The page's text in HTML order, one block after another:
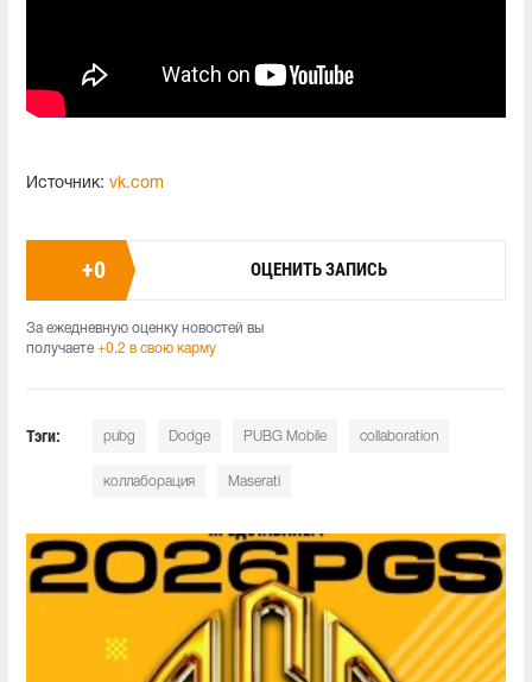
Источник: vk.com
+0 ОЦЕНИТЬ ЗАПИСЬ
За ежедневную оценку новостей вы
получаете +0.2 в свою карму
Тэги: pubg Dodge PUBG Mobile collaboration
коллаборация Maserati